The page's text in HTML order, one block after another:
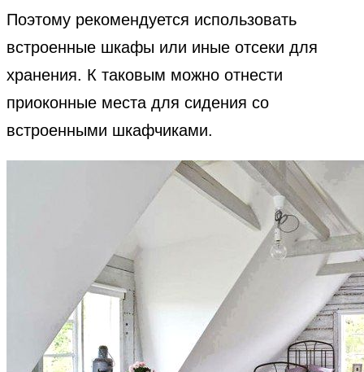
Поэтому рекомендуется использовать
встроенные шкафы или иные отсеки для
хранения. К таковым можно отнести
приоконные места для сидения со
встроенными шкафчиками.